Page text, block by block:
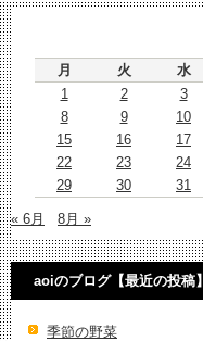
月
火 水
1
2 3
8
9 10
15
16 17
22
23 24
29
30 31
« 6月 8月 »
aoiのブログ【最近の投稿】
季節の野菜